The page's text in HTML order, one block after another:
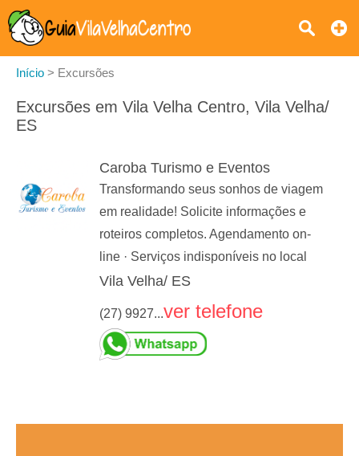
Início > Excursões
Excursões em Vila Velha Centro, Vila Velha/
ES
Caroba Turismo e Eventos
Transformando seus sonhos de viagem
em realidade! Solicite informações e
roteiros completos. Agendamento on-
line · Serviços indisponíveis no local
Vila Velha/ ES
(27) 9927...ver telefone